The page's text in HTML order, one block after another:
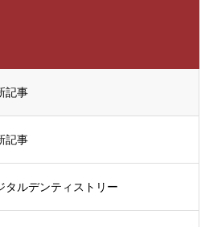
記事
記事
タルデンティストリー